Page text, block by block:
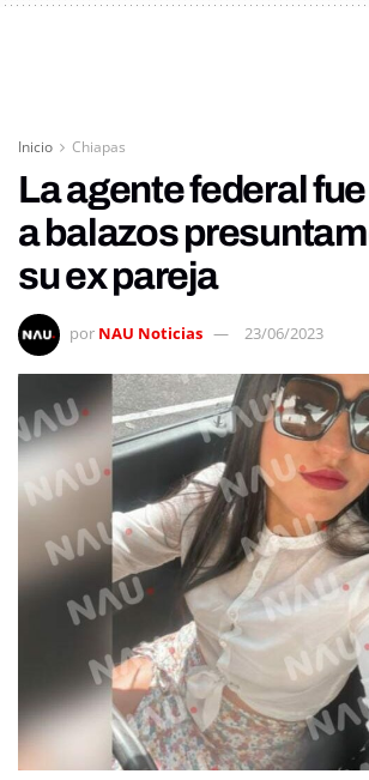
Inicio Chiapas
La agente federal
a balazos
su ex pareja
por NAU Noticias 23/06/2023